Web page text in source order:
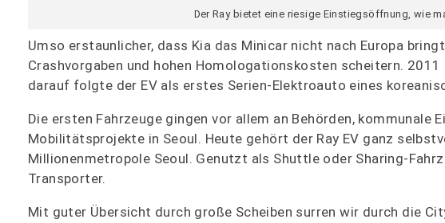
Der Ray bietet eine riesige Einstiegsöffnung, wie
Umso erstaunlicher, dass Kia das Minicar nicht nach Europa
Crashvorgaben und hohen Homologationskosten scheitern.
darauf folgte der EV als erstes Serien-Elektroauto eines
Die ersten Fahrzeuge gingen vor allem an Behörden,
Mobilitätsprojekte in Seoul. Heute gehört der Ray EV ganz
Millionenmetropole Seoul. Genutzt als Shuttle oder Sharing-
Transporter.
Mit guter Übersicht durch große Scheiben surren wir durch die